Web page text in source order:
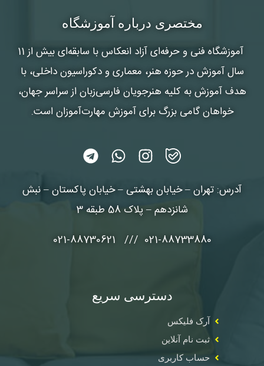
مختصری درباره آموزشگاه
آموزشگاه فنی و حرفه‌ای آزاد انعکاس
با سابقه‌ای بیش از 11
سال آموزش در حوزه هنر، معماری و دکوراسیون داخلی، با
هدف آموزش به کلیه هنرجویان فارسی‌زبان از سراسر جهان،
خواهان گامی بزرگ برای آموزش مهارت‌آموزان است.
آدرس: تهران – خیابان بهشتی – خیابان پاکستان – نبش
شانزدهم – پلاک 58 طبقه 3
021-88733880 /// 021-88730621
دسترسی سریع
آرک فلیکس
ثبت نام آنلاین
حساب کاربری